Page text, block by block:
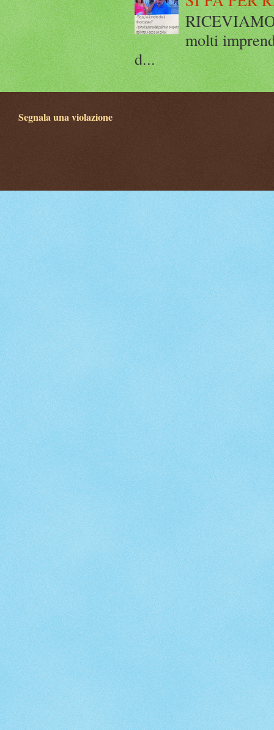
molti
d...
Segnala una violazione